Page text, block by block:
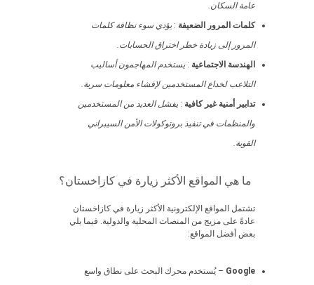
عامة السكان.
كلمات المرور الضعيفة : يؤدي سوء نظافة كلمات
المرور إلى زيادة خطر اختراق الحسابات.
الهندسة الاجتماعية : يستخدم المهاجمون أساليب
التلاعب لخداع المستخدمين لإفشاء معلومات سرية.
تدابير أمنية غير كافية : يفشل العديد من المستخدمين
والمنظمات في تنفيذ بروتوكولات الأمن السيبراني
القوية.
ما هي المواقع الأكثر زيارة في كازاخستان؟
تشتمل المواقع الإلكترونية الأكثر زيارة في كازاخستان
عادةً على مزيج من المنصات المحلية والدولية. فيما يلي
بعض أفضل المواقع:
Google – يُستخدم محرك البحث على نطاق واسع